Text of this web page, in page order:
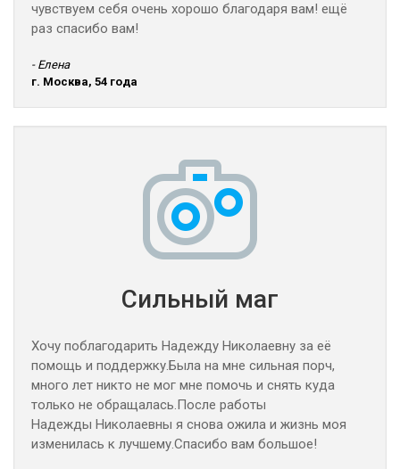
чувствуем себя очень хорошо благодаря вам! ещё
раз спасибо вам!
- Елена
г. Москва, 54 года
Сильный маг
Хочу поблагодарить Надежду Николаевну за её
помощь и поддержку.Была на мне сильная порч,
много лет никто не мог мне помочь и снять куда
только не обращалась.После работы
Надежды Николаевны я снова ожила и жизнь моя
изменилась к лучшему.Спасибо вам большое!